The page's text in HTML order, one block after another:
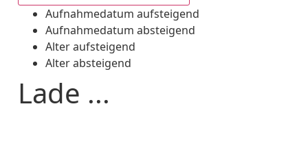
Aufnahmedatum aufsteigend
Aufnahmedatum absteigend
Alter aufsteigend
Alter absteigend
Lade ...